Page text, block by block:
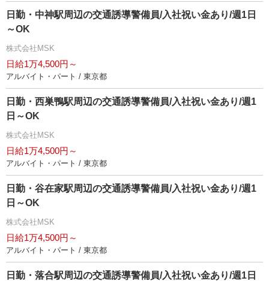
日勤・中神駅周辺の交通誘導警備員/入社祝い金あり/週1日
～OK
株式会社MSK
日給1万4,500円～
アルバイト・パート / 東京都
日勤・西巣鴨駅周辺の交通誘導警備員/入社祝い金あり/週1
日～OK
株式会社MSK
日給1万4,500円～
アルバイト・パート / 東京都
日勤・谷在家駅周辺の交通誘導警備員/入社祝い金あり/週1
日～OK
株式会社MSK
日給1万4,500円～
アルバイト・パート / 東京都
日勤・落合駅周辺の交通誘導警備員/入社祝い金あり/週1日